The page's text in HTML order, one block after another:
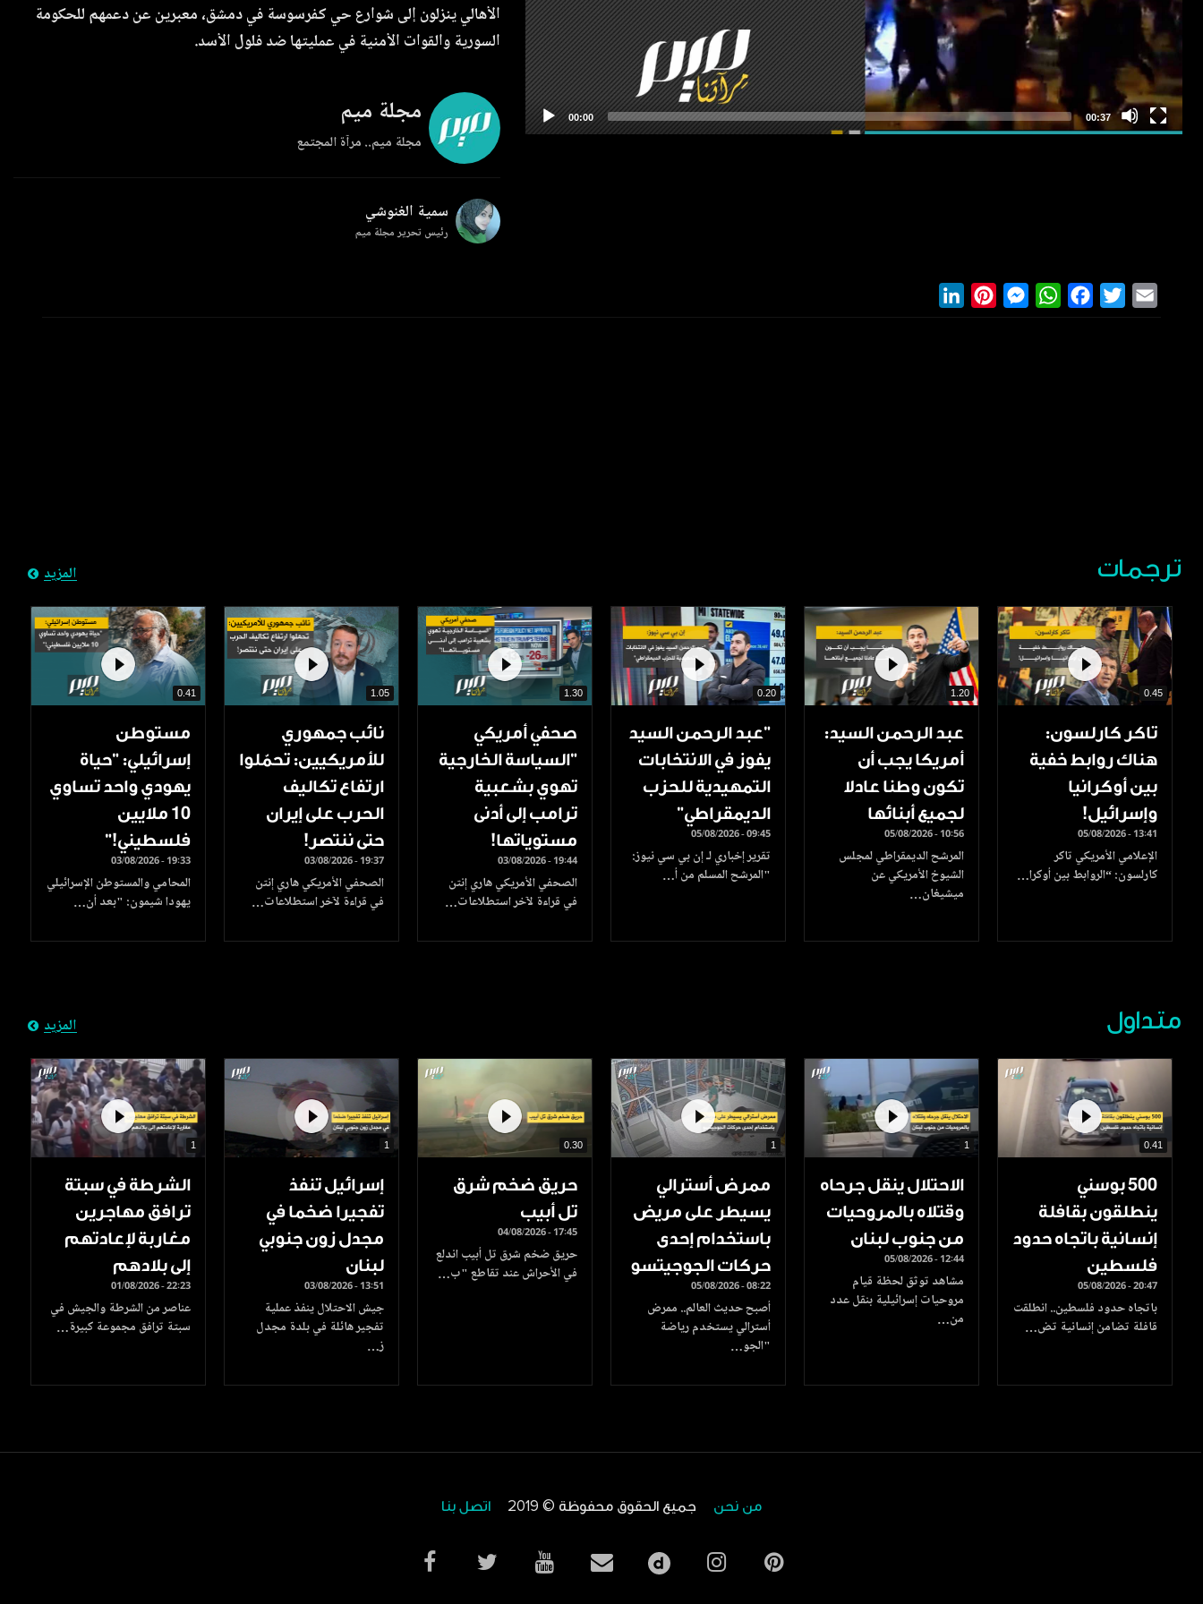
الأهالي ينزلون إلى شوارع حي كفرسوسة في دمشق، معبرين عن دعمهم للحكومة
السورية والقوات الأمنية في عمليتها ضد فلول الأسد.
مجلة ميم
مجلة ميم.. مرآة المجتمع
سمية الغنوشي
رئيس تحرير مجلة ميم
LinkedInPinterestMessengerWhatsAppFacebook
Twitter
ترجمات المزيد
0.45
تاكر كارلسون:
هناك روابط خفية
بين أوكرانيا
وإسرائيل!
05/08/2026 - 13:41
الإعلامي الأمريكي تاكر
كارلسون: “الروابط بين أوكرا…
1.20
عبد الرحمن السيد:
أمريكا يجب أن
تكون وطنا عادلا
لجميع أبنائها
05/08/2026 - 10:56
المرشح الديمقراطي لمجلس
الشيوخ الأمريكي عن
ميشيغان…
0.20
"عبد الرحمن السيد
يفوز في الانتخابات
التمهيدية للحزب
الديمقراطي"
05/08/2026 - 09:45
تقرير إخباري لـ إن بي سي نيوز:
"المرشح المسلم من أ…
1.30
صحفي أمريكي
"السياسة الخارجية
تهوي بشعبية
ترامب إلى أدنى
مستوياتها!
03/08/2026 - 19:44
الصحفي الأمريكي هاري إنتن
في قراءة لآخر استطلاعات…
1.05
نائب جمهوري
للأمريكيين: تحمّلوا
ارتفاع تكاليف
الحرب على إيران
حتى ننتصر!
03/08/2026 - 19:37
الصحفي الأمريكي هاري إنتن
في قراءة لآخر استطلاعات…
0.41
مستوطن
إسرائيلي: "حياة
يهودي واحد تساوي
10 ملايين
فلسطيني!”
03/08/2026 - 19:33
المحامي والمستوطن الإسرائيلي
يهودا شيمون: "بعد أن…
متداول المزيد
0.41
500 بوسني
ينطلقون بقافلة
إنسانية باتجاه حدود
فلسطين
05/08/2026 - 20:47
باتجاه حدود فلسطين.. انطلقت
قافلة تضامن إنسانية تض…
1
الاحتلال ينقل جرحاه
وقتلاه بالمروحيات
من جنوب لبنان
05/08/2026 - 12:44
مشاهد توثق لحظة قيام
مروحيات إسرائيلية بنقل عدد
من…
1
ممرض أسترالي
يسيطر على مريض
باستخدام إحدى
حركات الجوجيتسو
05/08/2026 - 08:22
أصبح حديث العالم.. ممرض
أسترالي يستخدم رياضة
"الجو…
0.30
حريق ضخم شرق
تل أبيب
04/08/2026 - 17:45
حريق ضخم شرق تل أبيب اندلع
في الأحراش عند تقاطع "ب…
1
إسرائيل تنفذ
تفجيرا ضخما في
مجدل زون جنوبي
لبنان
03/08/2026 - 13:51
جيش الاحتلال ينفذ عملية
تفجير هائلة في بلدة مجدل
ز…
1
الشرطة في سبتة
ترافق مهاجرين
مغاربة لإعادتهم
إلى بلادهم
01/08/2026 - 22:23
عناصر من الشرطة والجيش في
سبتة ترافق مجموعة كبيرة…
من نحن جميع الحقوق محفوظة © 2019 اتصل بنا